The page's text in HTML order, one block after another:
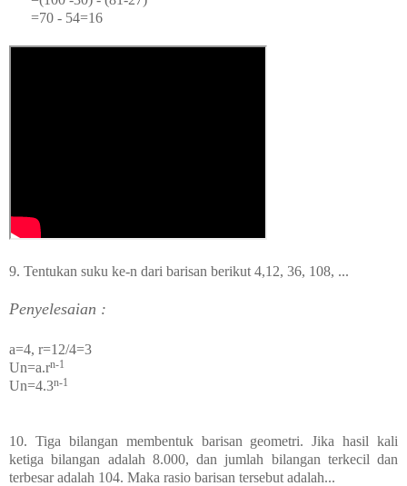
=70 - 54=16
9. Tentukan suku ke-n dari barisan berikut 4,12, 36, 108, ...
Penyelesaian :
a=4, r=12/4=3
Un=a.rn-1
Un=4.3n-1
10. Tiga bilangan membentuk barisan geometri. Jika hasil kali
ketiga bilangan adalah 8.000, dan jumlah bilangan terkecil dan
terbesar adalah 104. Maka rasio barisan tersebut adalah...